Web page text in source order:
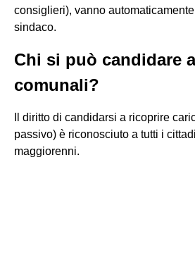
consiglieri), vanno
sindaco.
Chi si può candidare
comunali?
Il diritto di candidarsi a ricoprire
passivo) è riconosciuto a tutti i
maggiorenni.